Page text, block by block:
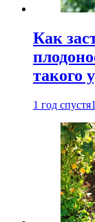
Как
такого
1 год спустя